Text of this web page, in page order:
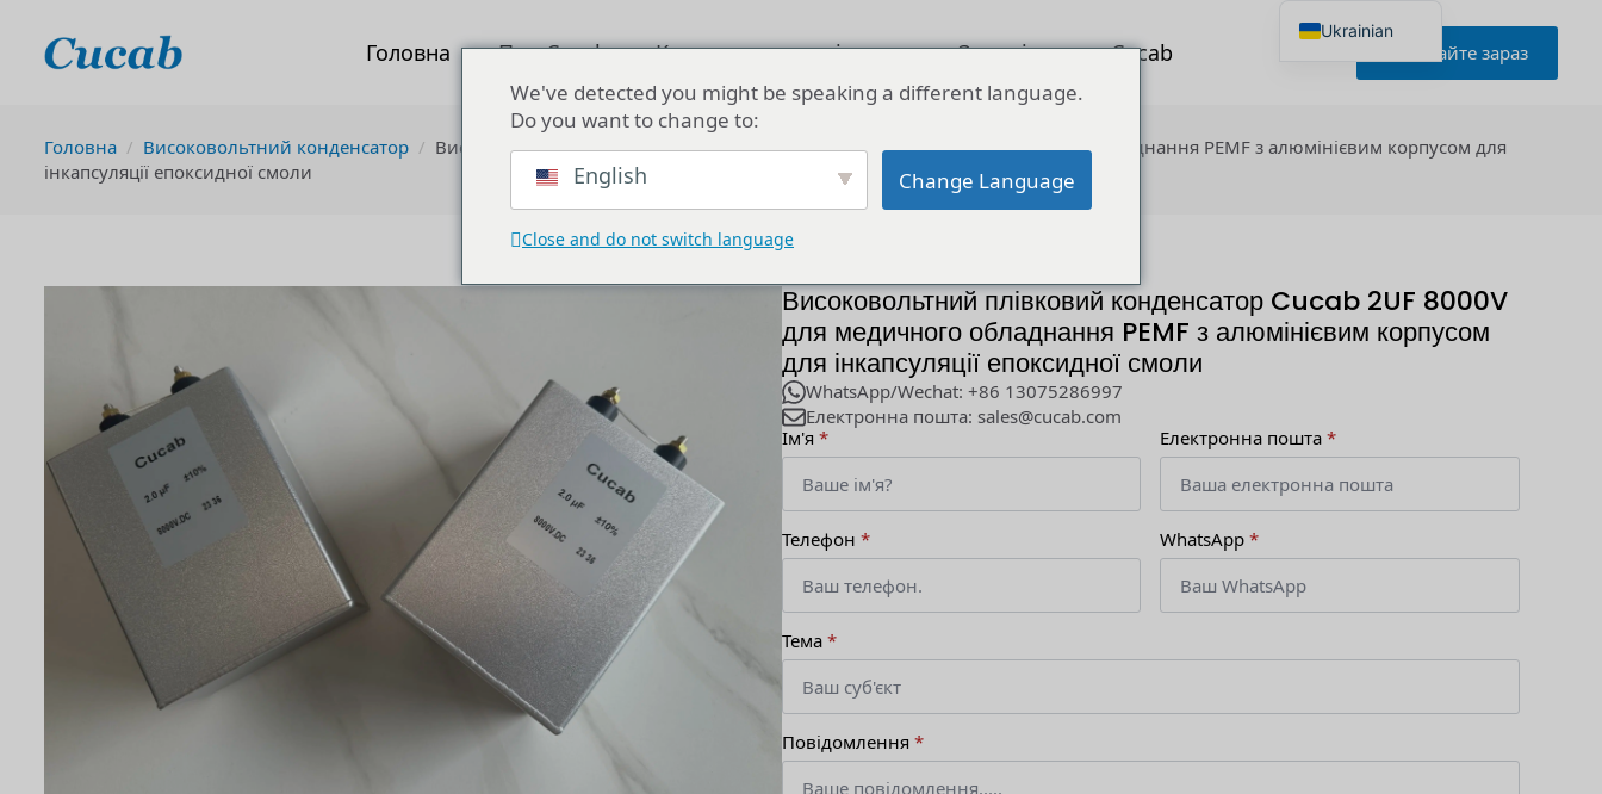
Головна Про Cucab Конденсаторне рішення Зверніться до Cucab Запитайте зараз
Головна Високовольтний конденсатор
Високовольтний плівковий конденсатор Cucab 2UF 8000V для медичного обладнання PEMF з алюмінієвим корпусом для
інкапсуляції епоксидної смоли
Високовольтний плівковий конденсатор Cucab 2UF 8000V
для медичного обладнання PEMF з алюмінієвим корпусом
для інкапсуляції епоксидної смоли
WhatsApp/Wechat: +86 13075286997
Електронна пошта: sales@cucab.com
Ім'я * Електронна пошта *
Телефон * WhatsApp *
Тема *
Повідомлення *
We've detected you might be speaking a different language.
Do you want to change to:
English Change Language
Close and do not switch language
Ukrainian
English
Japanese
French
Italian